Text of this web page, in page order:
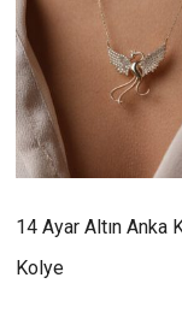
14 Ayar Altın Anka
Kolye